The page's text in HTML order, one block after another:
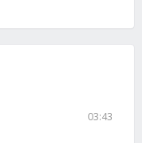
03:43